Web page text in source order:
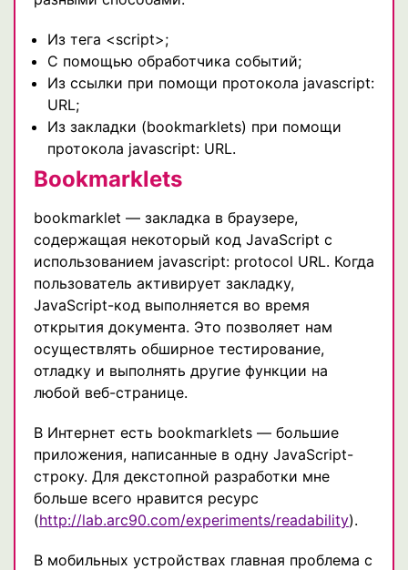
Из тега <script>;
С помощью обработчика событий;
Из ссылки при помощи протокола javascript:
URL;
Из закладки (bookmarklets) при помощи
протокола javascript: URL.
Bookmarklets
bookmarklet — закладка в браузере,
содержащая некоторый код JavaScript с
использованием javascript: protocol URL. Когда
пользователь активирует закладку,
JavaScript-код выполняется во время
открытия документа. Это позволяет нам
осуществлять обширное тестирование,
отладку и выполнять другие функции на
любой веб-странице.
В Интернет есть bookmarklets — большие
приложения, написанные в одну JavaScript-
строку. Для декстопной разработки мне
больше всего нравится ресурс
(http://lab.arc90.com/experiments/readability).
В мобильных устройствах главная проблема с